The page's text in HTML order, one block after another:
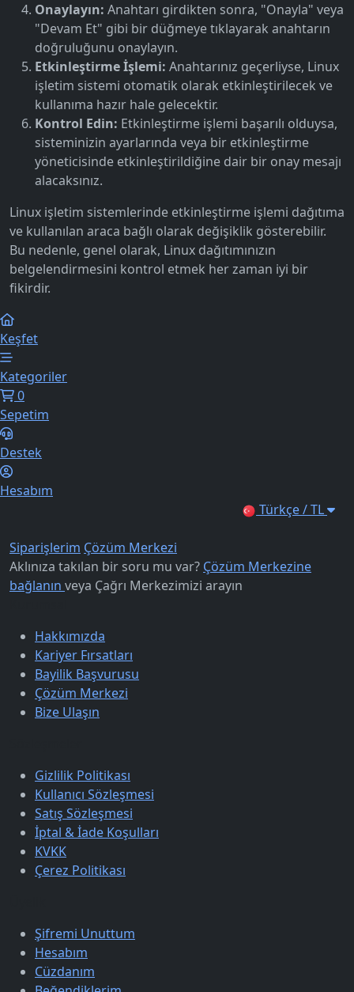
Onaylayın: Anahtarı girdikten sonra, "Onayla" veya
"Devam Et" gibi bir düğmeye tıklayarak anahtarın
doğruluğunu onaylayın.
Etkinleştirme İşlemi: Anahtarınız geçerliyse, Linux
işletim sistemi otomatik olarak etkinleştirilecek ve
kullanıma hazır hale gelecektir.
Kontrol Edin: Etkinleştirme işlemi başarılı olduysa,
sisteminizin ayarlarında veya bir etkinleştirme
yöneticisinde etkinleştirildiğine dair bir onay mesajı
alacaksınız.
Linux işletim sistemlerinde etkinleştirme işlemi dağıtıma
ve kullanılan araca bağlı olarak değişiklik gösterebilir.
Bu nedenle, genel olarak, Linux dağıtımınızın
belgelendirmesini kontrol etmek her zaman iyi bir
fikirdir.
Keşfet
Kategoriler
0
Sepetim
Destek
Hesabım
Türkçe / TL
Siparişlerim Çözüm Merkezi
Aklınıza takılan bir soru mu var? Çözüm Merkezine
bağlanın veya Çağrı Merkezimizi arayın
Hakkımızda
Kariyer Fırsatları
Bayilik Başvurusu
Çözüm Merkezi
Bize Ulaşın
Gizlilik Politikası
Kullanıcı Sözleşmesi
Satış Sözleşmesi
İptal & İade Koşulları
KVKK
Çerez Politikası
Şifremi Unuttum
Hesabım
Cüzdanım